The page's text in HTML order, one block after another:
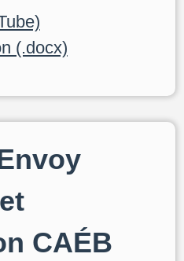
(.docx)
CAÉB